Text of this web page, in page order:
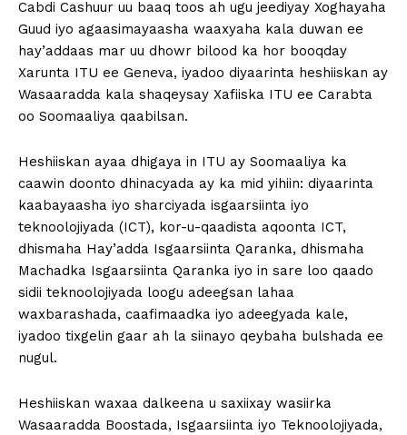
Cabdi Cashuur uu baaq toos ah ugu jeediyay Xoghayaha
Guud iyo agaasimayaasha waaxyaha kala duwan ee
hay’addaas mar uu dhowr bilood ka hor booqday
Xarunta ITU ee Geneva, iyadoo diyaarinta heshiiskan ay
Wasaaradda kala shaqeysay Xafiiska ITU ee Carabta
oo Soomaaliya qaabilsan.
Heshiiskan ayaa dhigaya in ITU ay Soomaaliya ka
caawin doonto dhinacyada ay ka mid yihiin: diyaarinta
kaabayaasha iyo sharciyada isgaarsiinta iyo
teknoolojiyada (ICT), kor-u-qaadista aqoonta ICT,
dhismaha Hay’adda Isgaarsiinta Qaranka, dhismaha
Machadka Isgaarsiinta Qaranka iyo in sare loo qaado
sidii teknoolojiyada loogu adeegsan lahaa
waxbarashada, caafimaadka iyo adeegyada kale,
iyadoo tixgelin gaar ah la siinayo qeybaha bulshada ee
nugul.
Heshiiskan waxaa dalkeena u saxiixay wasiirka
Wasaaradda Boostada, Isgaarsiinta iyo Teknoolojiyada,